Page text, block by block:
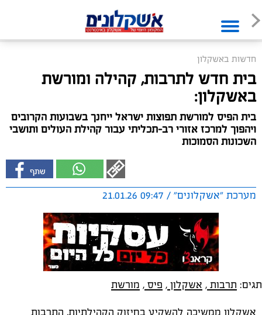
חדשות באשקלון
בית חדש לתרבות, קהילה ומורשת
באשקלון:
בית הפיס למורשת תפוצות ישראל ייחנך בשבועות הקרובים
ויהפוך למרכז אזורי רב-תכליתי עבור קהילת העולים ותושבי
השכונות הסמוכות
מערכת "אשקלונים" / 09:47 21.01.26
תגים: תרבות , אשקלון , פיס , מורשת
אשקלון ממשיכה להשקיע בחיזוק הקהילתיות, התרבות